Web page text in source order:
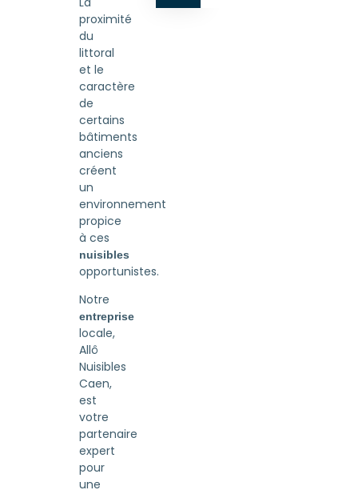
proximité
du
littoral
et le
caractère
de
certains
bâtiments
anciens
créent
un
environnement
propice
à ces
nuisibles
opportunistes.
Notre
entreprise
locale,
Allô
Nuisibles
Caen,
est
votre
partenaire
expert
pour
une